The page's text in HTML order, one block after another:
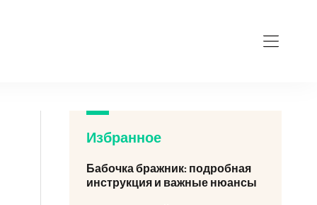
Избранное
Бабочка бражник: подробная
инструкция и важные нюансы